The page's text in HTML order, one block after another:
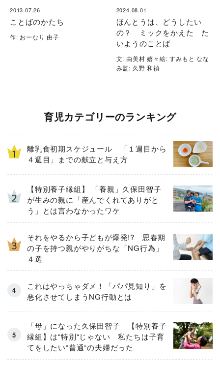
2013.07.26
ことばのかたち
作: おーなり 由子
2024.08.01
ほんとうは、どうしたい
の？ ミックをかえた た
いようのことば
文: 由美村 嬉々絵: すみもと なな
み監: 久野 和禎
育児カテゴリーのランキング
離乳食初期スケジュール 「１週目から
４週目」までの献立と与え方
【特別養子縁組】 「養親」久保田智子
が生みの親に「産んでくれてありがと
う」とは言わなかったワケ
それをやるから子どもが爆発!? 思春期
の子を持つ親がやりがちな「NG行為」
４選
これはやっちゃダメ！「パパ見知り」を
悪化させてしまうNG行動とは
「母」になった久保田智子 【特別養子
縁組】は“特別“じゃない 私たちは子育
てをしたい“普通“の夫婦だった